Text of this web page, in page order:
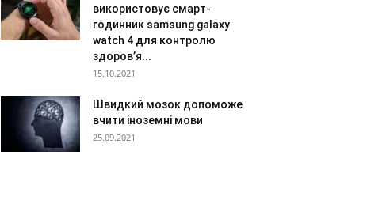
використовує смарт-
годинник samsung galaxy
watch 4 для контролю
здоров’я...
15.10.2021
Швидкий мозок допоможе
вчити іноземні мови
25.09.2021